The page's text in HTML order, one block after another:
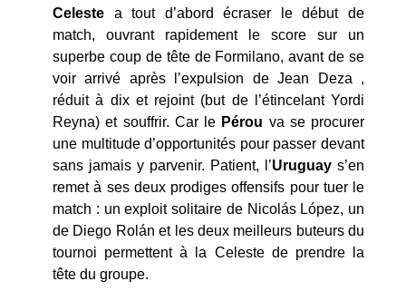
Celeste a tout d’abord écraser le début de
match, ouvrant rapidement le score sur un
superbe coup de tête de Formilano, avant de se
voir arrivé après l’expulsion de Jean Deza ,
réduit à dix et rejoint (but de l’étincelant Yordi
Reyna) et souffrir. Car le Pérou va se procurer
une multitude d’opportunités pour passer devant
sans jamais y parvenir. Patient, l’Uruguay s’en
remet à ses deux prodiges offensifs pour tuer le
match : un exploit solitaire de Nicolás López, un
de Diego Rolán et les deux meilleurs buteurs du
tournoi permettent à la Celeste de prendre la
tête du groupe.